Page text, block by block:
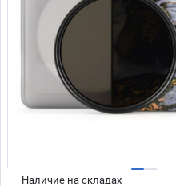
Наличие на складах